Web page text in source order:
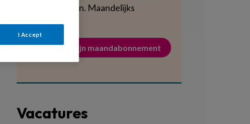
verplichtingen. Maandelijks
Activeer mijn maandabonnement
Vacatures
I Accept